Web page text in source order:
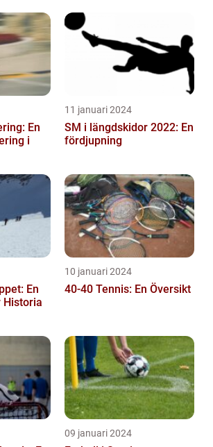
En
i
11 januari 2024
SM i längdskidor 2022: En
fördjupning
En
Historia
10 januari 2024
40-40 Tennis: En Översikt
09 januari 2024